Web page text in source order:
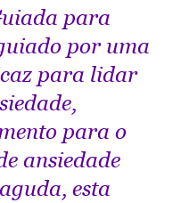
para
por uma
para lidar
,
para o
ansiedade
, esta